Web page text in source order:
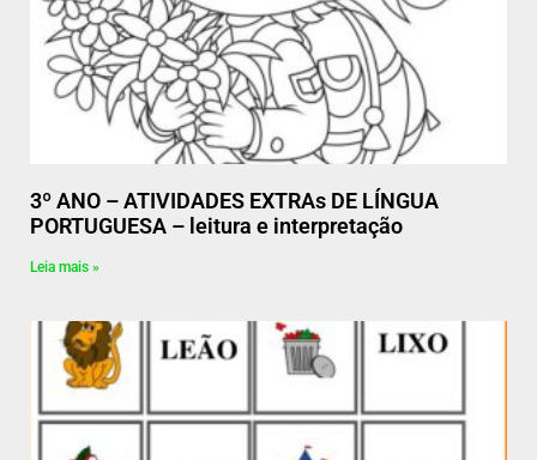
3º ANO – ATIVIDADES EXTRAs DE LÍNGUA
PORTUGUESA – leitura e interpretação
Leia mais »